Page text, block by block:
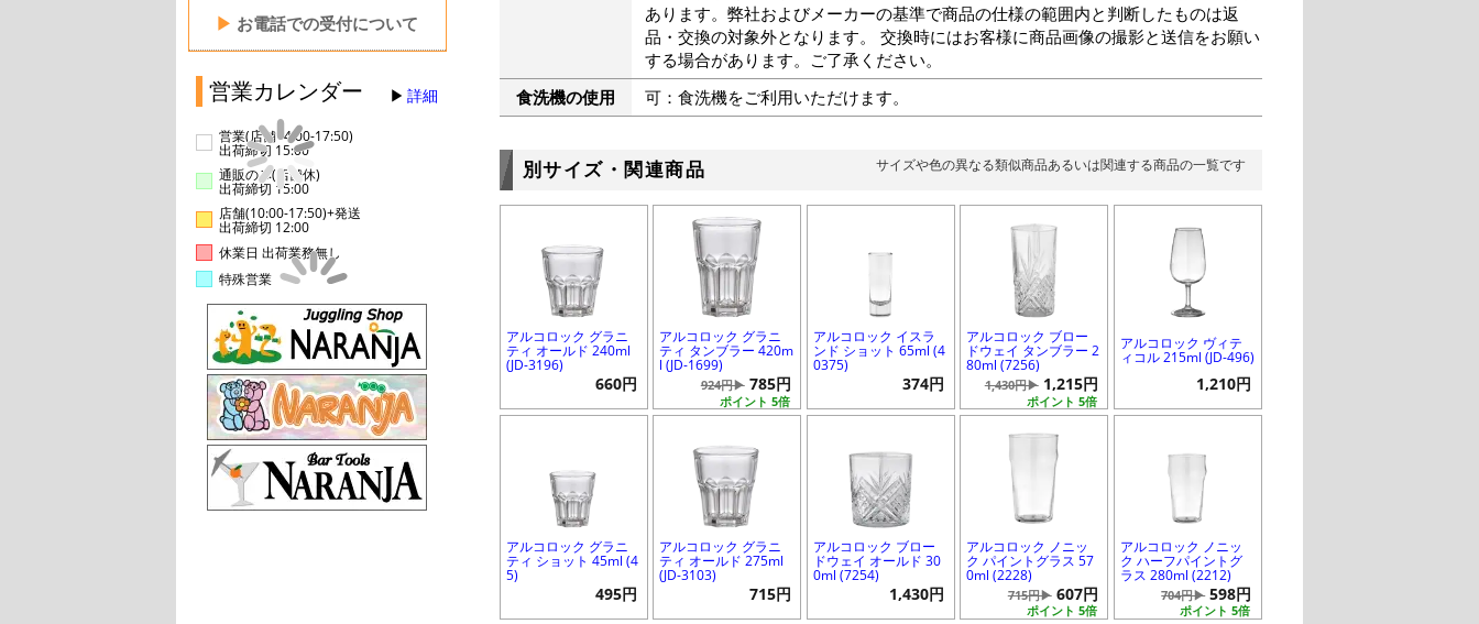
▶ お電話での受付について
営業カレンダー 詳細
営業(店舗14:00-17:50)
出荷締切 15:00
通販のみ(店舗休)
出荷締切 15:00
店舗(10:00-17:50)+発送
出荷締切 12:00
休業日 出荷業務無し
特殊営業
あります。弊社およびメーカーの基準で商品の仕様の範囲内と判断したものは返
品・交換の対象外となります。 交換時にはお客様に商品画像の撮影と送信をお願い
する場合があります。ご了承ください。
食洗機の使用
可：食洗機をご利用いただけます。
別サイズ・関連商品 サイズや色の異なる類似商品あるいは関連する商品の一覧です
アルコロック グラニ
ティ オールド 240ml
(JD-3196)
660円
アルコロック グラニ
ティ タンブラー 420m
l (JD-1699)
ポイント 5倍
924円▶ 785円
アルコロック イスラ
ンド ショット 65ml (4
0375)
374円
アルコロック ブロー
ドウェイ タンブラー 2
80ml (7256)
ポイント 5倍
1,430円▶ 1,215円
アルコロック ヴィテ
ィコル 215ml (JD-496)
1,210円
アルコロック グラニ
ティ ショット 45ml (4
5)
495円
アルコロック グラニ
ティ オールド 275ml
(JD-3103)
715円
アルコロック ブロー
ドウェイ オールド 30
0ml (7254)
1,430円
アルコロック ノニッ
ク パイントグラス 57
0ml (2228)
ポイント 5倍
715円▶ 607円
アルコロック ノニッ
ク ハーフパイントグ
ラス 280ml (2212)
ポイント 5倍
704円▶ 598円